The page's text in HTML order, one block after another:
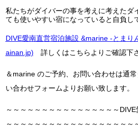
私たちがダイバーの事を考えに考えたダ
ても使いやすい宿になっていると自負し
DIVE愛南直営宿泊施設 &marine -とまり
ainan.jp) 詳しくはこちらよりご確認下さ
＆marine のご予約、お問い合わせは通
い合わせフォームよりお願い致します。
～～～～～～～～～～～～～～～～
～～～～～～～～～～～～～～～～～～